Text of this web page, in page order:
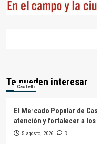
Te pueden interesar
Castelli
El Mercado Popular de
atención y fortalecer a
5 agosto, 2026 0